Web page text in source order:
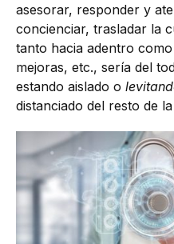
asesorar, responder y
concienciar, trasladar la
tanto hacia adentro
mejoras, etc., sería del
estando aislado o
distanciado del resto de